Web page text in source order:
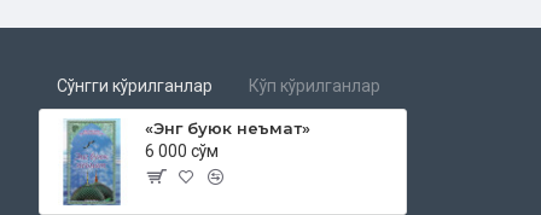
Сўнгги кўрилганлар Кўп кўрилганлар
«Энг буюк неъмат»
6 000 сўм